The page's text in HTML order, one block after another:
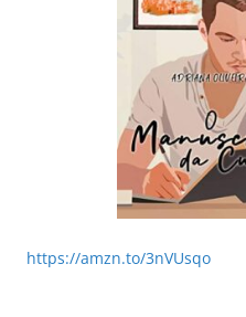
https://amzn.to/3nVUsqo